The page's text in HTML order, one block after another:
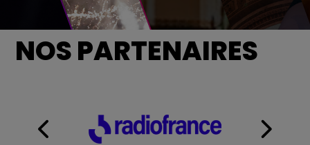
LA GRANDE SOIRÉE DU 31 DE
NOS PARTENAIRES